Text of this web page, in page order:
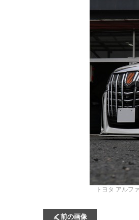
トヨタ アル
前の画像